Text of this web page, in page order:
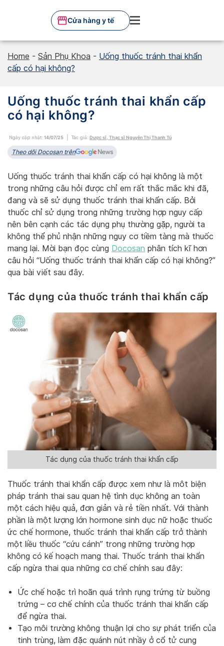
Cửa hàng y tế
Home - Sản Phụ Khoa - Uống thuốc tránh thai khẩn
cấp có hại không?
Uống thuốc tránh thai khẩn cấp
có hại không?
Ngày cập nhật: 14/07/25 Tác giả: Dược sĩ, Thạc sĩ Nguyễn Thị Thanh Tú
Theo dõi Docosan trên
Uống thuốc tránh thai khẩn cấp có hại không là một
trong những câu hỏi được chỉ em rất thắc mắc khi đã,
đang và sẽ sử dụng thuốc tránh thai khẩn cấp. Bởi
thuốc chỉ sử dụng trong những trường hợp nguy cấp
nên bên cạnh các tác dụng phụ thường gặp, người ta
không thể phủ nhận những nguy cơ tiềm tàng mà thuốc
mang lại. Mời bạn đọc cùng Docosan phân tích kĩ hơn
câu hỏi “Uống thuốc tránh thai khẩn cấp có hại không?”
qua bài viết sau đây.
Tác dụng của thuốc tránh thai khẩn cấp
Tác dụng của thuốc tránh thai khẩn cấp
Thuốc tránh thai khẩn cấp được xem như là môt biện
pháp tránh thai sau quan hệ tình dục không an toàn
một cách hiệu quả, đơn giản và rẻ tiền nhất. Với thành
phần là một lượng lớn hormone sinh dục nữ hoặc thuốc
ức chế hormone, thuốc tránh thai khẩn cấp trở thành
một liều thuốc “cứu cánh” trong những trường hợp
không có kế hoạch mang thai. Thuốc tránh thai khẩn
cấp ngừa thai qua những cơ chế chính sau đây:
Ức chế hoặc trì hoãn quá trình rụng trứng từ buồng
trứng – cơ chế chính của thuốc tránh thai khẩn cấp
để ngừa thai.
Tạo môi trường không thuận lợi cho sự phát triển của
tinh trùng, làm đặc quánh nút nhầy ở cổ tử cung